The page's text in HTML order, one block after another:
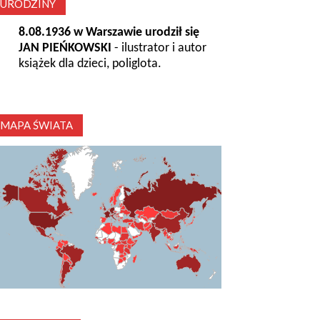
URODZINY
8.08.1936 w Warszawie urodził się
JAN PIEŃKOWSKI - ilustrator i autor
książek dla dzieci, poliglota.
MAPA ŚWIATA